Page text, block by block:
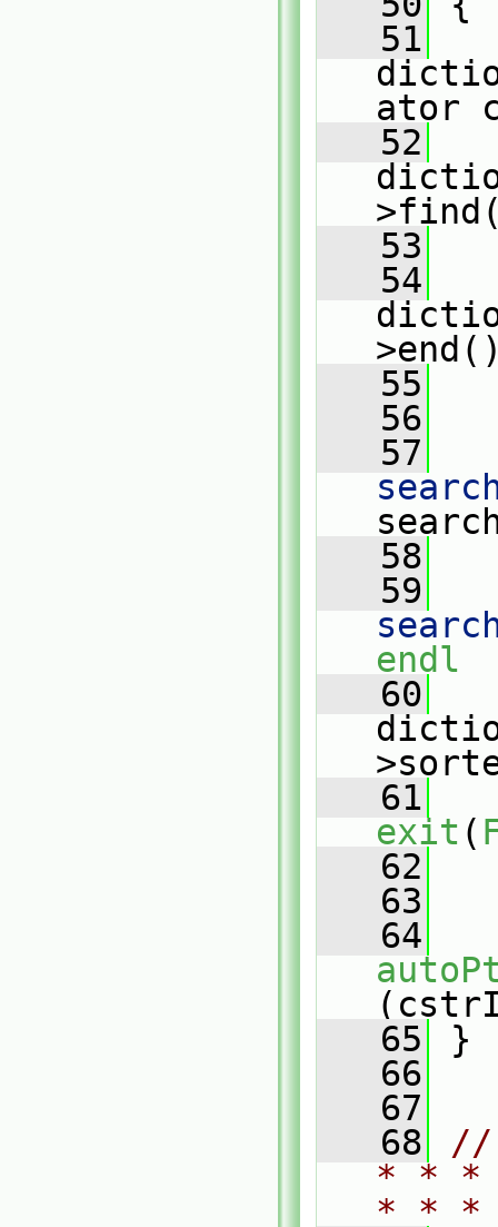
   51
ator
   52
   53
   54
   55
   56
   57
   58
   59
endl
   60
   61
exit (
   62
   63
   64
   65
}
   66
   67
   68
//
* * *
* *